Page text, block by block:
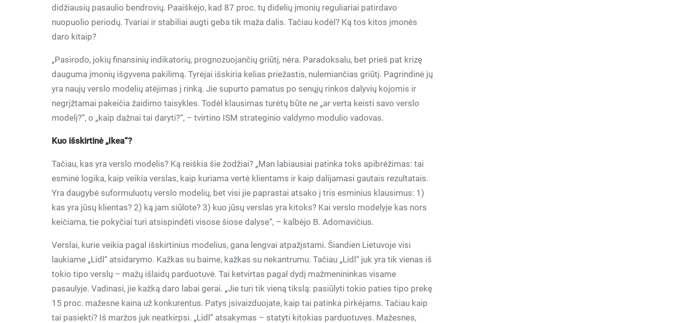
didžiausių pasaulio bendrovių. Paaiškėjo, kad 87 proc. tų didelių įmonių reguliariai patirdavo
nuopuolio periodų. Tvariai ir stabiliai augti geba tik maža dalis. Tačiau kodėl? Ką tos kitos įmonės
daro kitaip?
„Pasirodo, jokių finansinių indikatorių, prognozuojančių griūtį, nėra. Paradoksalu, bet prieš pat krizę
dauguma įmonių išgyvena pakilimą. Tyrėjai išskiria kelias priežastis, nulemiančias griūtį. Pagrindinė jų
yra naujų verslo modelių atėjimas į rinką. Jie supurto pamatus po senųjų rinkos dalyvių kojomis ir
negrįžtamai pakeičia žaidimo taisykles. Todėl klausimas turėtų būte ne „ar verta keisti savo verslo
modelį?“, o „kaip dažnai tai daryti?“, – tvirtino ISM strateginio valdymo modulio vadovas.
Kuo išskirtinė „Ikea“?
Tačiau, kas yra verslo modelis? Ką reiškia šie žodžiai? „Man labiausiai patinka toks apibrėžimas: tai
esminė logika, kaip veikia verslas, kaip kuriama vertė klientams ir kaip dalijamasi gautais rezultatais.
Yra daugybė suformuluotų verslo modelių, bet visi jie paprastai atsako į tris esminius klausimus: 1)
kas yra jūsų klientas? 2) ką jam siūlote? 3) kuo jūsų verslas yra kitoks? Kai verslo modelyje kas nors
keičiama, tie pokyčiai turi atsispindėti visose šiose dalyse“, – kalbėjo B. Adomavičius.
Verslai, kurie veikia pagal išskirtinius modelius, gana lengvai atpažįstami. Šiandien Lietuvoje visi
laukiame „Lidl“ atsidarymo. Kažkas su baime, kažkas su nekantrumu. Tačiau „Lidl“ juk yra tik vienas iš
tokio tipo verslų – mažų išlaidų parduotuvė. Tai ketvirtas pagal dydį mažmenininkas visame
pasaulyje. Vadinasi, jie kažką daro labai gerai. „Jie turi tik vieną tikslą: pasiūlyti tokio paties tipo prekę
15 proc. mažesne kaina už konkurentus. Patys įsivaizduojate, kaip tai patinka pirkėjams. Tačiau kaip
tai pasiekti? Iš maržos juk neatkirpsi. „Lidl“ atsakymas – statyti kitokias parduotuves. Mažesnes,